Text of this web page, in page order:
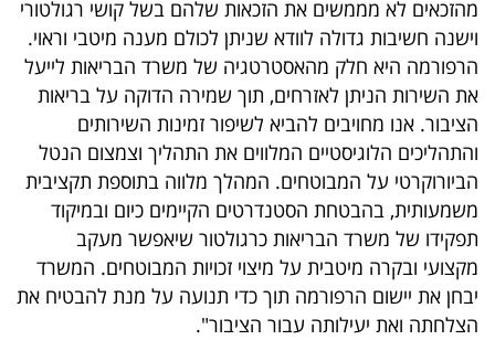
מהזכאים לא מממשים את הזכאות שלהם בשל קושי רגולטורי
וישנה חשיבות גדולה לוודא שניתן לכולם מענה מיטבי וראוי.
הרפורמה היא חלק מהאסטרטגיה של משרד הבריאות לייעל
את השירות הניתן לאזרחים, תוך שמירה הדוקה על בריאות
הציבור. אנו מחויבים להביא לשיפור זמינות השירותים
והתהליכים הלוגיסטיים המלווים את התהליך וצמצום הנטל
הביורוקרטי על המבוטחים. המהלך מלווה בתוספת תקציבית
משמעותית, בהבטחת הסטנדרטים הקיימים כיום ובמיקוד
תפקידו של משרד הבריאות כרגולטור שיאפשר מעקב
מקצועי ובקרה מיטבית על מיצוי זכויות המבוטחים. המשרד
יבחן את יישום הרפורמה תוך כדי תנועה על מנת להבטיח את
הצלחתה ואת יעילותה עבור הציבור".